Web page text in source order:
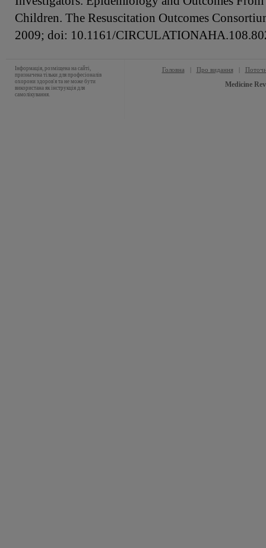
Children. The Resuscitation Outcomes
2009; doi: 10.1161/
Інформація, розміщена на сайті,
призначена тільки для професіоналів
охорони здоров'я та не може бути
використана як інструкція для
самолікування.
Головна | Про видання |
Medicine